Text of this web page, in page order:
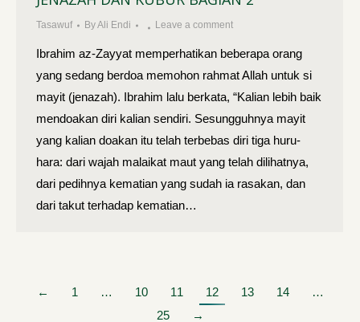
Tasawuf ByAli Endi Leave a comment
Ibrahim az-Zayyat memperhatikan beberapa orang
yang sedang berdoa memohon rahmat Allah untuk si
mayit (jenazah). Ibrahim lalu berkata, “Kalian lebih baik
mendoakan diri kalian sendiri. Sesungguhnya mayit
yang kalian doakan itu telah terbebas diri tiga huru-
hara: dari wajah malaikat maut yang telah dilihatnya,
dari pedihnya kematian yang sudah ia rasakan, dan
dari takut terhadap kematian…
← 1 … 10 11 12 13 14
…
25
→